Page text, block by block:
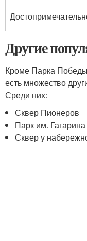
Другие
Кроме Парка
есть множество
Среди них:
Сквер Пионеров
Парк им. Гагарина
Сквер у